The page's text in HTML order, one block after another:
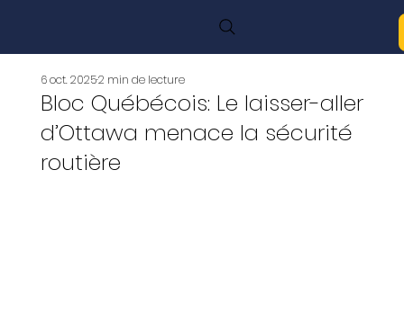
Bloc Québécois: Le laisser-aller
d’Ottawa menace la sécurité
routière
6 oct. 20252 min de lecture